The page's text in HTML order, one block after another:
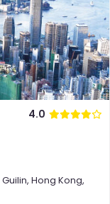
4.0
Guilin, Hong Kong,